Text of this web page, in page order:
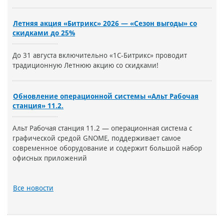
Летняя акция «Битрикс» 2026 — «Сезон выгоды» со
скидками до 25%
До 31 августа включительно «1С-Битрикс» проводит
традиционную Летнюю акцию со скидками!
Обновление операционной системы «Альт Рабочая
станция» 11.2.
Альт Рабочая станция 11.2 — операционная система с
графической средой GNOME, поддерживает самое
современное оборудование и содержит большой набор
офисных приложений
Все новости